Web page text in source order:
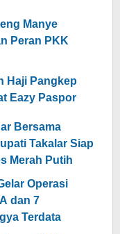
Manye
Peran PKK
Haji Pangkep
Eazy Paspor
Bersama
Takalar Siap
Merah Putih
Operasi
dan 7
Terdata